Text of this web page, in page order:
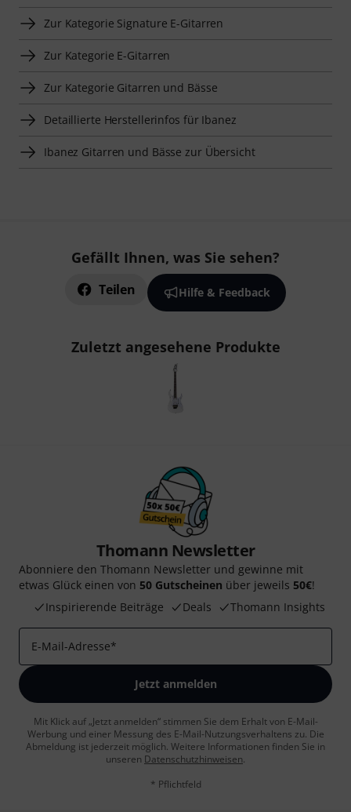
Zur Kategorie Signature E-Gitarren
Zur Kategorie E-Gitarren
Zur Kategorie Gitarren und Bässe
Detaillierte Herstellerinfos für Ibanez
Ibanez Gitarren und Bässe zur Übersicht
Gefällt Ihnen, was Sie sehen?
Teilen Hilfe & Feedback
Zuletzt angesehene Produkte
Thomann Newsletter
Abonniere den Thomann Newsletter und gewinne mit
etwas Glück einen von 50 Gutscheinen über jeweils 50€!
Inspirierende Beiträge
Deals Thomann Insights
E-Mail-Adresse*
Jetzt anmelden
Mit Klick auf „Jetzt anmelden“ stimmen Sie dem Erhalt von E-Mail-
Werbung und einer Messung des E-Mail-Nutzungsverhaltens zu. Die
Abmeldung ist jederzeit möglich. Weitere Informationen finden Sie in
unseren Datenschutzhinweisen.
* Pflichtfeld